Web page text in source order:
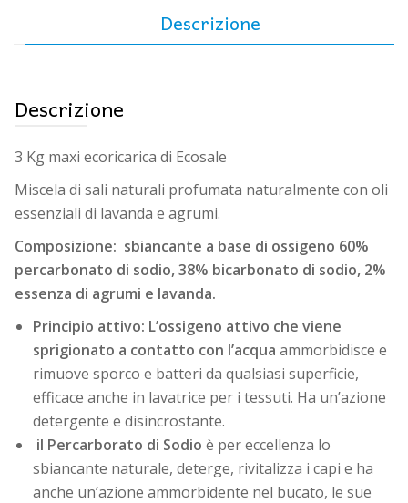
Descrizione
Descrizione
3 Kg maxi ecoricarica di Ecosale
Miscela di sali naturali profumata naturalmente con oli
essenziali di lavanda e agrumi.
Composizione: sbiancante a base di ossigeno 60%
percarbonato di sodio, 38% bicarbonato di sodio, 2%
essenza di agrumi e lavanda.
Principio attivo: L’ossigeno attivo che viene
sprigionato a contatto con l’acqua ammorbidisce e
rimuove sporco e batteri da qualsiasi superficie,
efficace anche in lavatrice per i tessuti. Ha un’azione
detergente e disincrostante.
il Percarborato di Sodio è per eccellenza lo
sbiancante naturale, deterge, rivitalizza i capi e ha
anche un’azione ammorbidente nel bucato, le sue